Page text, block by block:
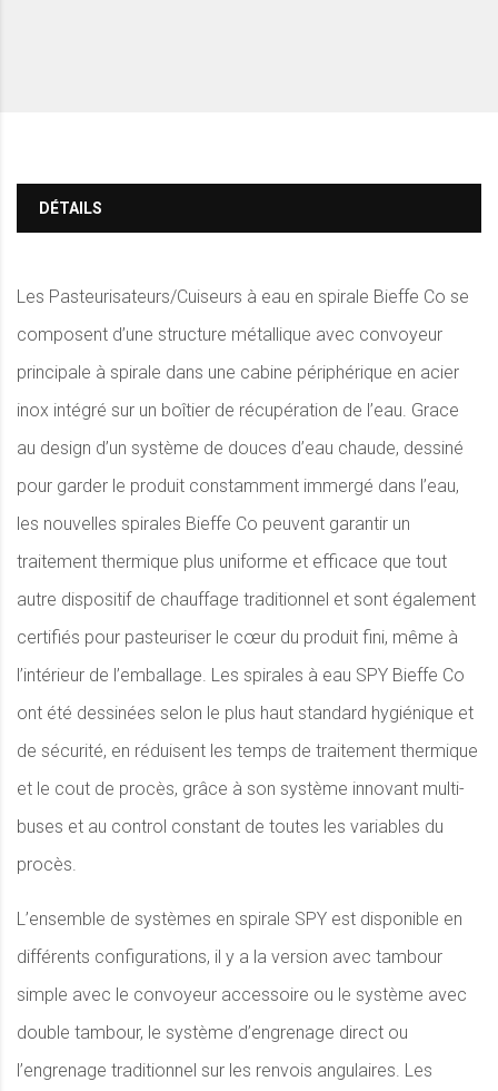
DÉTAILS
Les Pasteurisateurs/Cuiseurs à eau en spirale Bieffe Co se
composent d’une structure métallique avec convoyeur
principale à spirale dans une cabine périphérique en acier
inox intégré sur un boîtier de récupération de l’eau. Grace
au design d’un système de douces d’eau chaude, dessiné
pour garder le produit constamment immergé dans l’eau,
les nouvelles spirales Bieffe Co peuvent garantir un
traitement thermique plus uniforme et efficace que tout
autre dispositif de chauffage traditionnel et sont également
certifiés pour pasteuriser le cœur du produit fini, même à
l’intérieur de l’emballage. Les spirales à eau SPY Bieffe Co
ont été dessinées selon le plus haut standard hygiénique et
de sécurité, en réduisent les temps de traitement thermique
et le cout de procès, grâce à son système innovant multi-
buses et au control constant de toutes les variables du
procès.
L’ensemble de systèmes en spirale SPY est disponible en
différents configurations, il y a la version avec tambour
simple avec le convoyeur accessoire ou le système avec
double tambour, le système d’engrenage direct ou
l’engrenage traditionnel sur les renvois angulaires. Les